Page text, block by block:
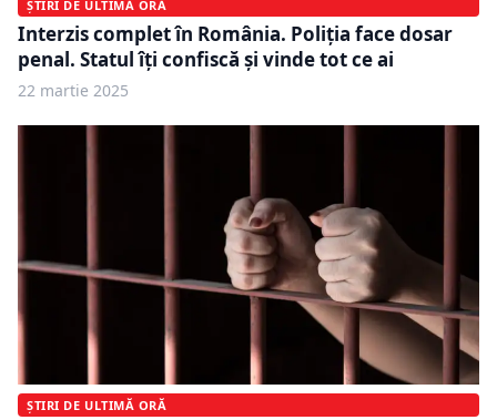
ȘTIRI DE ULTIMĂ ORĂ
Interzis complet în România. Poliția face dosar
penal. Statul îți confiscă și vinde tot ce ai
22 martie 2025
ȘTIRI DE ULTIMĂ ORĂ